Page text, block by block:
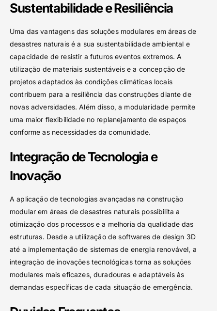
Sustentabilidade e Resiliência
Uma das vantagens das soluções modulares em áreas de
desastres naturais é a sua sustentabilidade ambiental e
capacidade de resistir a futuros eventos extremos. A
utilização de materiais sustentáveis e a concepção de
projetos adaptados às condições climáticas locais
contribuem para a resiliência das construções diante de
novas adversidades. Além disso, a modularidade permite
uma maior flexibilidade no replanejamento de espaços
conforme as necessidades da comunidade.
Integração de Tecnologia e
Inovação
A aplicação de tecnologias avançadas na construção
modular em áreas de desastres naturais possibilita a
otimização dos processos e a melhoria da qualidade das
estruturas. Desde a utilização de softwares de design 3D
até a implementação de sistemas de energia renovável, a
integração de inovações tecnológicas torna as soluções
modulares mais eficazes, duradouras e adaptáveis às
demandas específicas de cada situação de emergência.